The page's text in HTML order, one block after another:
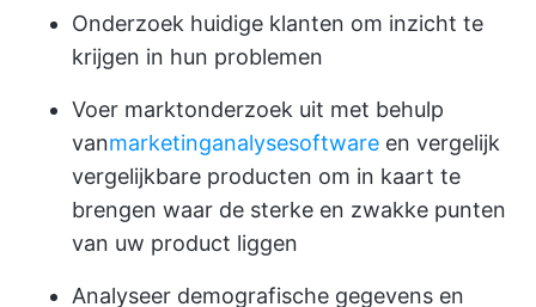
Onderzoek huidige klanten om inzicht te
krijgen in hun problemen
Voer marktonderzoek uit met behulp
vanmarketinganalysesoftware en vergelijk
vergelijkbare producten om in kaart te
brengen waar de sterke en zwakke punten
van uw product liggen
Analyseer demografische gegevens en